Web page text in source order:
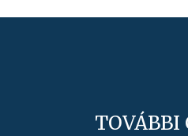
TOVÁBBI